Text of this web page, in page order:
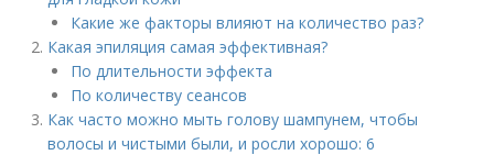
Какие же факторы влияют на количество раз?
Какая эпиляция самая эффективная?
По длительности эффекта
По количеству сеансов
Как часто можно мыть голову шампунем, чтобы
волосы и чистыми были, и росли хорошо: 6